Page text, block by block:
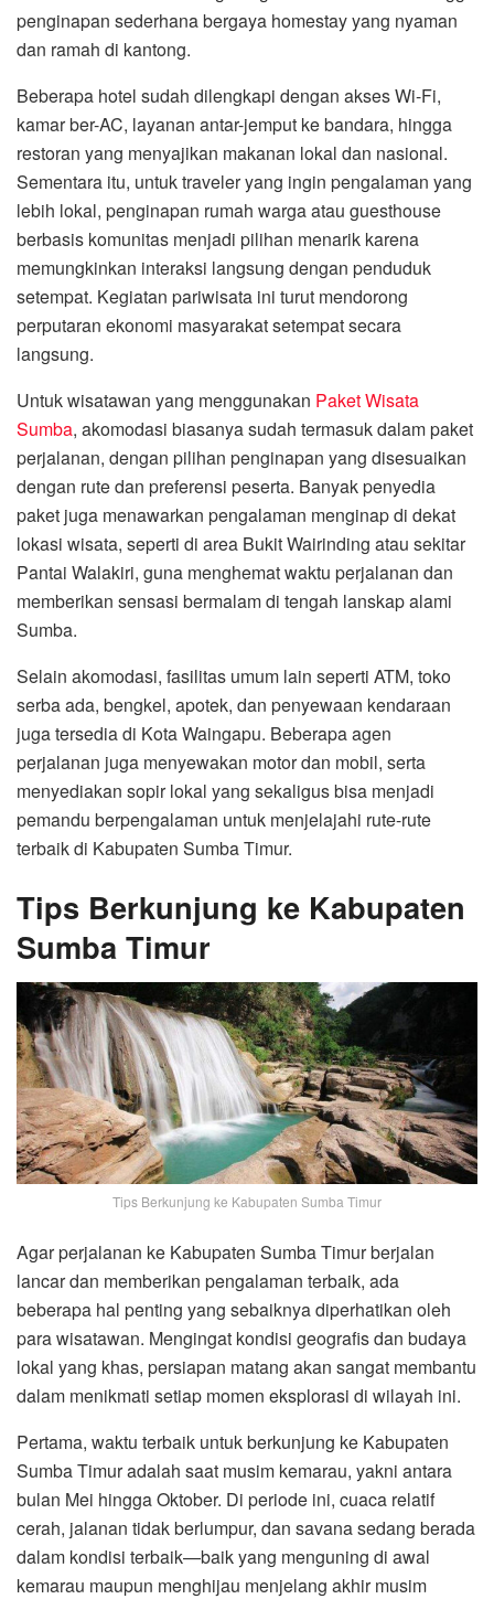
penginapan sederhana bergaya homestay yang nyaman
dan ramah di kantong.
Beberapa hotel sudah dilengkapi dengan akses Wi-Fi,
kamar ber-AC, layanan antar-jemput ke bandara, hingga
restoran yang menyajikan makanan lokal dan nasional.
Sementara itu, untuk traveler yang ingin pengalaman yang
lebih lokal, penginapan rumah warga atau guesthouse
berbasis komunitas menjadi pilihan menarik karena
memungkinkan interaksi langsung dengan penduduk
setempat. Kegiatan pariwisata ini turut mendorong
perputaran ekonomi masyarakat setempat secara
langsung.
Untuk wisatawan yang menggunakan Paket Wisata
Sumba, akomodasi biasanya sudah termasuk dalam paket
perjalanan, dengan pilihan penginapan yang disesuaikan
dengan rute dan preferensi peserta. Banyak penyedia
paket juga menawarkan pengalaman menginap di dekat
lokasi wisata, seperti di area Bukit Wairinding atau sekitar
Pantai Walakiri, guna menghemat waktu perjalanan dan
memberikan sensasi bermalam di tengah lanskap alami
Sumba.
Selain akomodasi, fasilitas umum lain seperti ATM, toko
serba ada, bengkel, apotek, dan penyewaan kendaraan
juga tersedia di Kota Waingapu. Beberapa agen
perjalanan juga menyewakan motor dan mobil, serta
menyediakan sopir lokal yang sekaligus bisa menjadi
pemandu berpengalaman untuk menjelajahi rute-rute
terbaik di Kabupaten Sumba Timur.
Tips Berkunjung ke Kabupaten
Sumba Timur
Tips Berkunjung ke Kabupaten Sumba Timur
Agar perjalanan ke Kabupaten Sumba Timur berjalan
lancar dan memberikan pengalaman terbaik, ada
beberapa hal penting yang sebaiknya diperhatikan oleh
para wisatawan. Mengingat kondisi geografis dan budaya
lokal yang khas, persiapan matang akan sangat membantu
dalam menikmati setiap momen eksplorasi di wilayah ini.
Pertama, waktu terbaik untuk berkunjung ke Kabupaten
Sumba Timur adalah saat musim kemarau, yakni antara
bulan Mei hingga Oktober. Di periode ini, cuaca relatif
cerah, jalanan tidak berlumpur, dan savana sedang berada
dalam kondisi terbaik—baik yang menguning di awal
kemarau maupun menghijau menjelang akhir musim